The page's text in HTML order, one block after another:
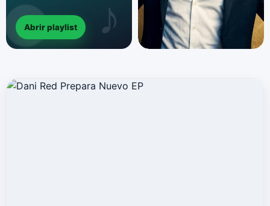
Abrir playlist